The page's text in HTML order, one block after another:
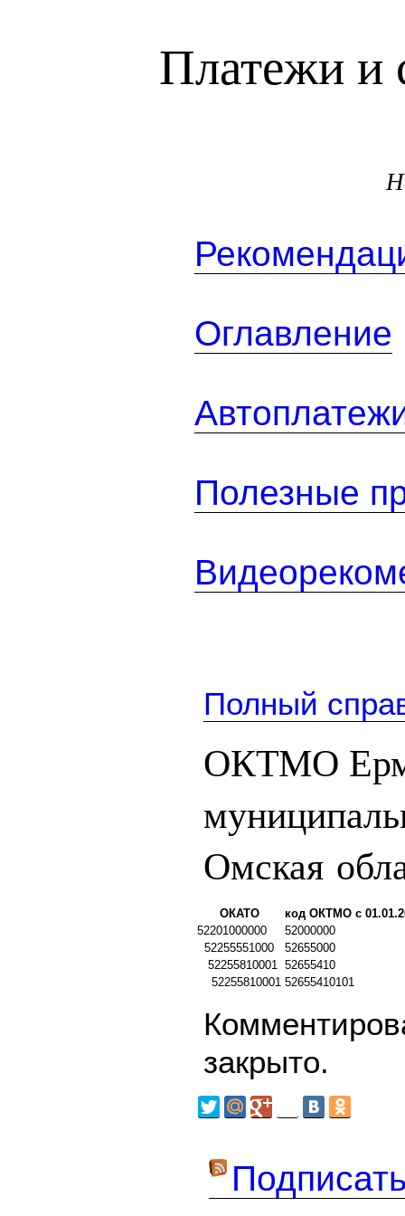
Платежи и
Оглавление
Полезные
Полный
ОКТМО
Омская
ОКАТО
код ОКТМО с
52201000000
52000000
52255551000
52655000
52255810001 52655410
52255810001 52655410101
закрыто.